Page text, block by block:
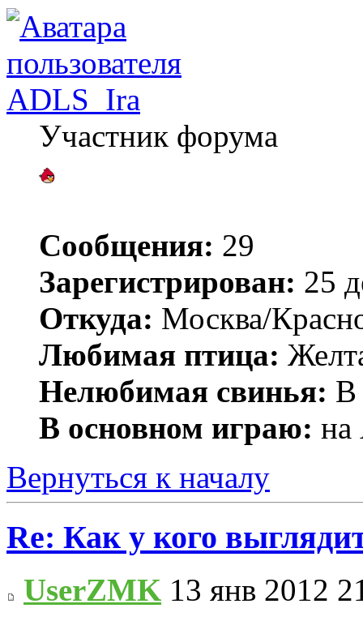
ADLS_Ira
Участник форума
Сообщения: 29
Зарегистрирован: 25
Откуда: Москва/
Любимая птица:
Нелюбимая свинья: В
В основном играю: на
Вернуться к началу
Re: Как у кого
UserZMK 13 янв 2012